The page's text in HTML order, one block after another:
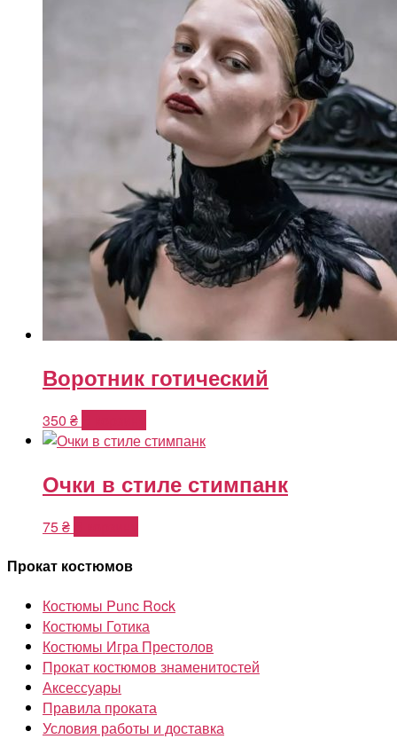
Воротник готический
350 ₴
Очки в стиле стимпанк
75₴
Прокат костюмов
Костюмы Punc Rock
Костюмы Готика
Костюмы Игра Престолов
Прокат костюмов знаменитостей
Аксессуары
Правила проката
Условия работы и доставка